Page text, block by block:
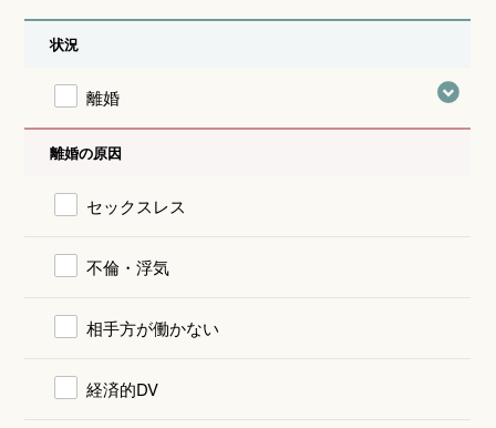
状況
離婚
離婚の原因
セックスレス
不倫・浮気
相手方が働かない
経済的DV